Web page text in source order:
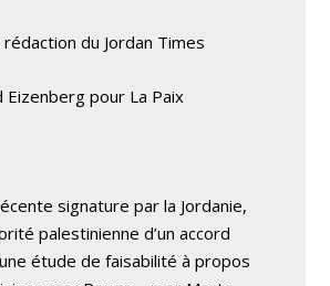
du Jordan Times
Eizenberg pour La Paix
signature par la Jordanie,
palestinienne d’un accord
étude de faisabilité à propos